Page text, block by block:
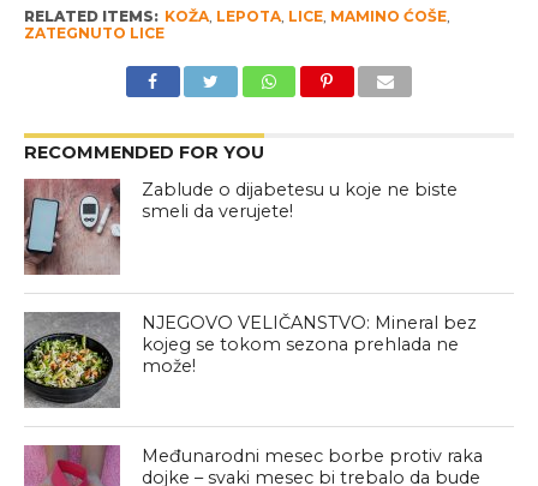
RELATED ITEMS: KOŽA, LEPOTA, LICE, MAMINO ĆOŠE,
ZATEGNUTO LICE
RECOMMENDED FOR YOU
Zablude o dijabetesu u koje ne biste
smeli da verujete!
NJEGOVO VELIČANSTVO: Mineral bez
kojeg se tokom sezona prehlada ne
može!
Međunarodni mesec borbe protiv raka
dojke – svaki mesec bi trebalo da bude